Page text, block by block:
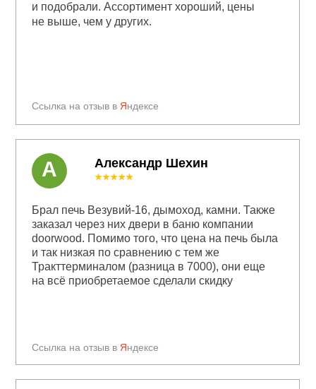
Ссылка на отзыв в Яндексе
и подобрали. Ассортимент хороший, цены
не выше, чем у других.
Александр Шехин
Ссылка на отзыв в Яндексе
★★★★★
Брал печь Везувий-16, дымоход, камни. Также
заказал через них двери в баню компании
doorwood. Помимо того, что цена на печь была
и так низкая по сравнению с тем же
Тракттерминалом (разница в 7000), они еще
на всё приобретаемое сделали скидку
А